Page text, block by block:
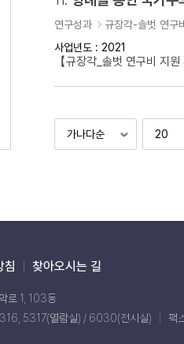
연구성과
규장각-솔벗 연구
사업년도 : 2021
【규장각_솔벗 연구비 지
침 찾아오시는 길
로 1, 103동
5317(열람실) / 6030(전시실)
팩